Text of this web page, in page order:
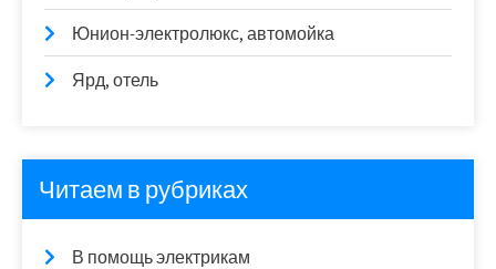
Юнион-электролюкс, автомойка
Ярд, отель
Читаем в рубриках
В помощь электрикам